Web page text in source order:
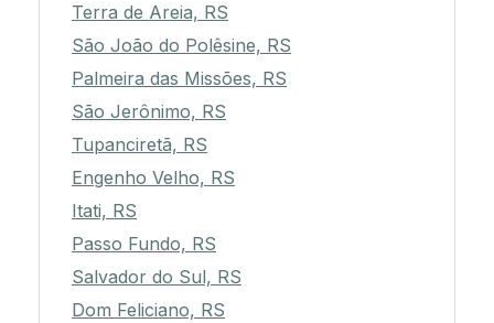
Terra de Areia, RS
São João do Polêsine, RS
Palmeira das Missões, RS
São Jerônimo, RS
Tupanciretã, RS
Engenho Velho, RS
Itati, RS
Passo Fundo, RS
Salvador do Sul, RS
Dom Feliciano, RS